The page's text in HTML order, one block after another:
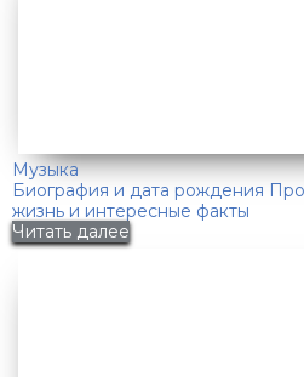
Музыка
Биография и дата рождения
жизнь и интересные факты
Читать далее